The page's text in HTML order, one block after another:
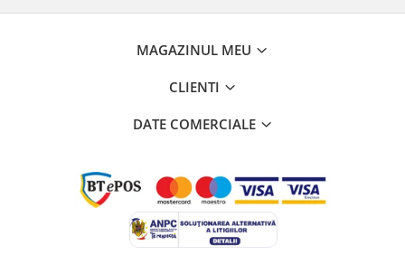
MAGAZINUL MEU
CLIENTI
DATE COMERCIALE